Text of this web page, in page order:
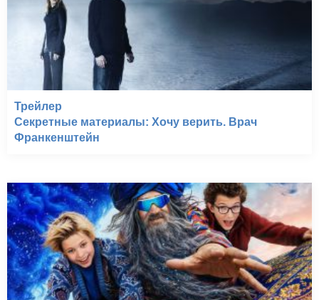
Трейлер
Секретные материалы: Хочу верить. Врач
Франкенштейн